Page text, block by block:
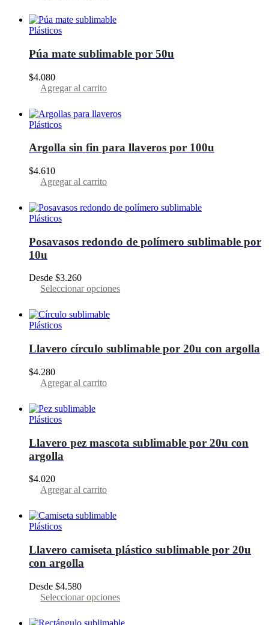
Plásticos
Púa mate sublimable por 50u
$4.080
Agregar al carrito
Plásticos
Argolla sin fin para llaveros por 100u
$4.610
Agregar al carrito
Plásticos
Posavasos redondo de polímero sublimable por
10u
Desde $3.260
Seleccionar opciones
opciones
producto
Plásticos
Llavero círculo sublimable por 20u con argolla
$4.280
Agregar al carrito
Plásticos
Llavero pez mascota sublimable por 20u con
argolla
$4.020
Agregar al carrito
Plásticos
Llavero camiseta plástico sublimable por 20u
con argolla
Desde $4.580
Seleccionar opciones